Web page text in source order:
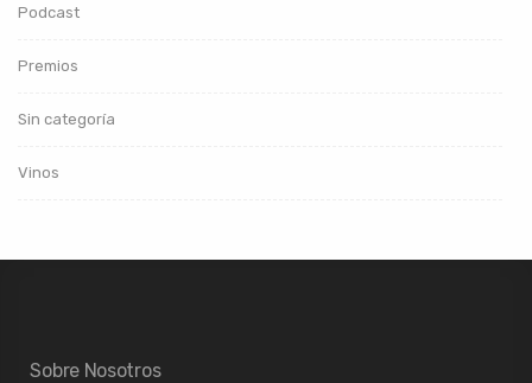
Podcast
Premios
Sin categoría
Vinos
Sobre Nosotros